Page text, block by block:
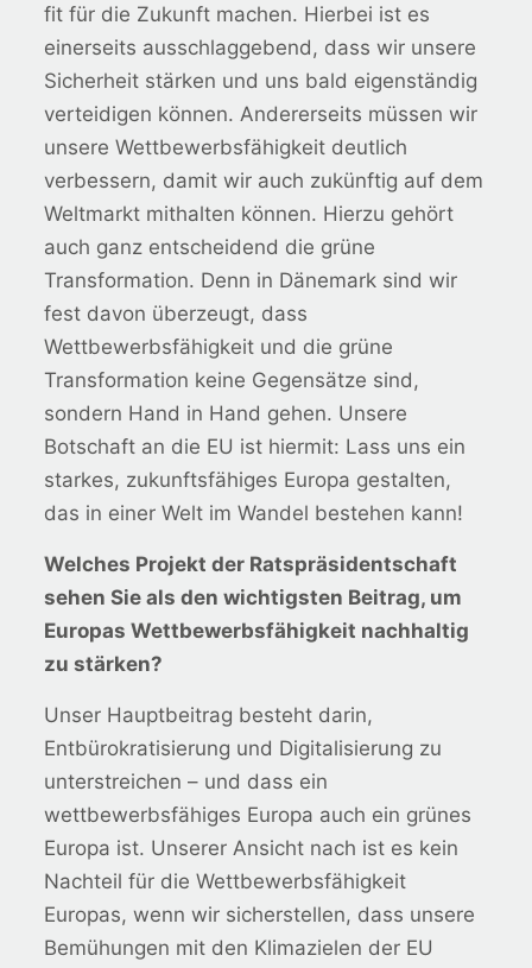
fit für die Zukunft machen. Hierbei ist es
einerseits ausschlaggebend, dass wir unsere
Sicherheit stärken und uns bald eigenständig
verteidigen können. Andererseits müssen wir
unsere Wettbewerbsfähigkeit deutlich
verbessern, damit wir auch zukünftig auf dem
Weltmarkt mithalten können. Hierzu gehört
auch ganz entscheidend die grüne
Transformation. Denn in Dänemark sind wir
fest davon überzeugt, dass
Wettbewerbsfähigkeit und die grüne
Transformation keine Gegensätze sind,
sondern Hand in Hand gehen. Unsere
Botschaft an die EU ist hiermit: Lass uns ein
starkes, zukunftsfähiges Europa gestalten,
das in einer Welt im Wandel bestehen kann!
Welches Projekt der Ratspräsidentschaft
sehen Sie als den wichtigsten Beitrag, um
Europas Wettbewerbsfähigkeit nachhaltig
zu stärken?
Unser Hauptbeitrag besteht darin,
Entbürokratisierung und Digitalisierung zu
unterstreichen – und dass ein
wettbewerbsfähiges Europa auch ein grünes
Europa ist. Unserer Ansicht nach ist es kein
Nachteil für die Wettbewerbsfähigkeit
Europas, wenn wir sicherstellen, dass unsere
Bemühungen mit den Klimazielen der EU